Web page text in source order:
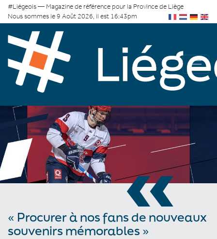
#Liégeois — Magazine de référence pour la Province de Liège
Nous sommes le 9 Août 2026, il est 16:43pm
«
« Procurer à nos fans de nouveaux
souvenirs mémorables »